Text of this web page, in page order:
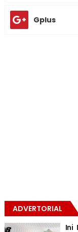
Gplus
ADVERTORIAL
Ini